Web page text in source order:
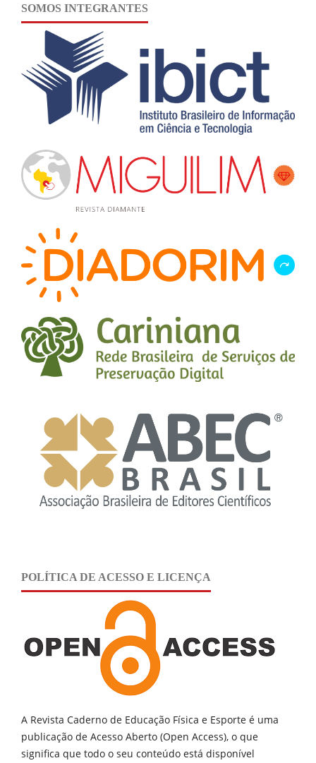
SOMOS INTEGRANTES
POLÍTICA DE ACESSO E LICENÇA
A Revista Caderno de Educação Física e Esporte é uma
publicação de Acesso Aberto (Open Access), o que
significa que todo o seu conteúdo está disponível